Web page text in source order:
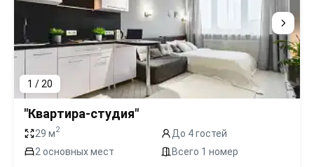
1 / 20
"Квартира-студия"
29 м2
До 4 гостей
2 основных мест
Всего 1 номер